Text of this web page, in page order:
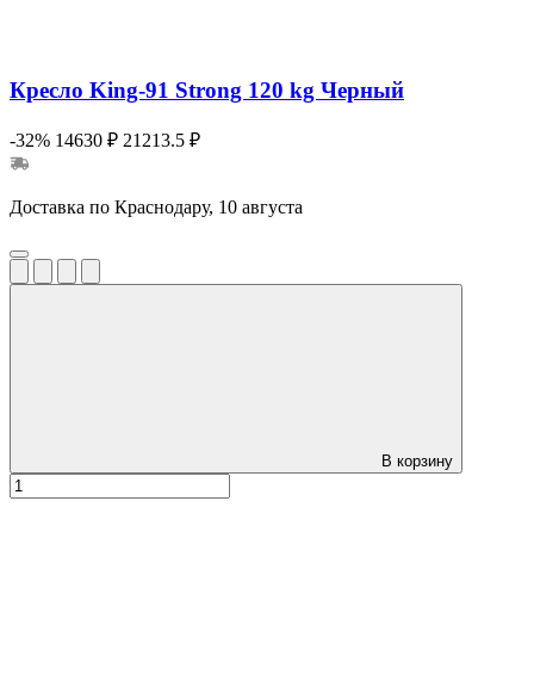
Кресло King-91 Strong 120 kg Черный
-32% 14630 ₽ 21213.5 ₽
Доставка по Краснодару, 10 августа
В корзину